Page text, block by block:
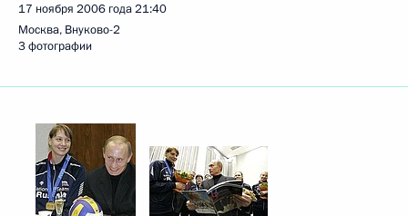
17 ноября 2006 года21:40
Москва, Внуково-2
3 фотографии